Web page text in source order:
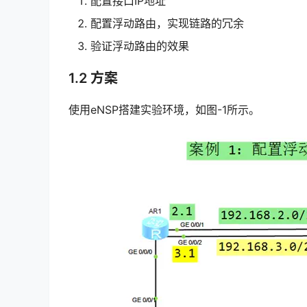
配置浮动路由，实现链路的冗余
验证浮动路由的效果
1.2 方案
使用eNSP搭建实验环境，如图-1所示。